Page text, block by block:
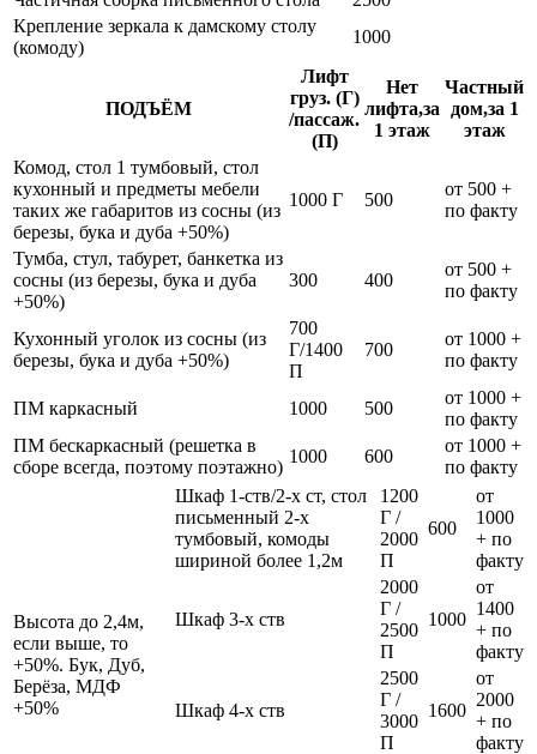
Крепление зеркала к дамскому столу
(комоду)
1000
ПОДЪЁМ
Лифт
груз. (Г)
/пассаж.
(П)
Нет
лифта,за
1 этаж
Частный
дом,за 1
этаж
Комод, стол 1 тумбовый, стол
кухонный и предметы мебели
таких же габаритов из сосны (из
березы, бука и дуба +50%)
1000 Г 500
от 500 +
по факту
Тумба, стул, табурет, банкетка из
сосны (из березы, бука и дуба
+50%)
300 400
от 500 +
по факту
Кухонный уголок из сосны (из
березы, бука и дуба +50%)
700
Г/1400
П
700
от 1000 +
по факту
ПМ каркасный 1000 500
от 1000 +
по факту
ПМ бескаркасный (решетка в
сборе всегда, поэтому поэтажно)
1000 600
от 1000 +
по факту
Высота до 2,4м,
если выше, то
+50%. Бук, Дуб,
Берёза, МДФ
+50%
Шкаф 1-ств/2-х ст, стол
письменный 2-х
тумбовый, комоды
шириной более 1,2м
1200
Г /
2000
П
600
от
1000
+ по
факту
Шкаф 3-х ств
2000
Г /
2500
П
1000
от
1400
+ по
факту
Шкаф 4-х ств
2500
Г /
3000
П
1600
от
2000
+ по
факту